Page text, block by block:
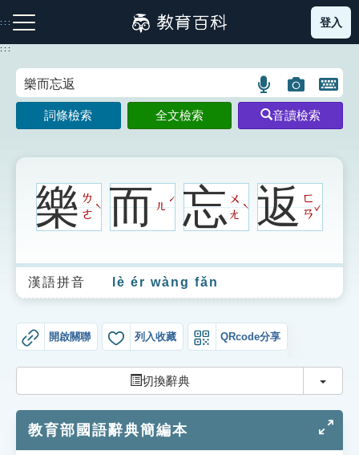
到
主
:::
注音索引圖示 筆畫索引圖示 部首索引表圖示
生字詞彙表
成語故事
索引選單
單字索引
登入
:::
語
言
搜
示
圖
片
搜
示
開
鍵
圖
詞條檢索 全文檢索 音讀檢索
樂ㄌ
ㄜ
ˋ 而ㄦ
ˊ 忘ㄨ
ㄤ
ˋ 返ㄈ
ㄢ
ˇ
漢語拼音 lè ér wàng fǎn
開啟關聯 列入收藏 QRcode分享
切換辭典 切換
教育部國語辭典簡編本